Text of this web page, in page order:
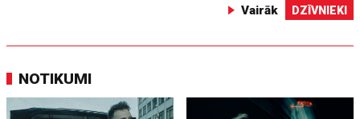
Vairāk DZĪVNIEKI
NOTIKUMI